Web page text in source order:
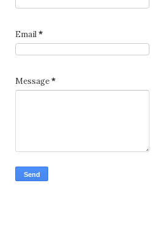
Email*
Message*